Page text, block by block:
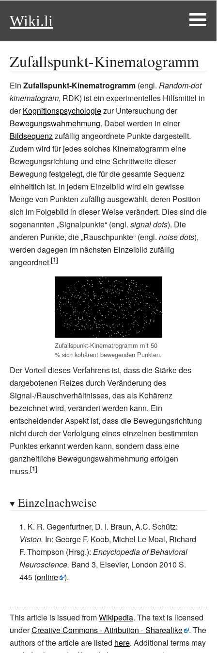
Wiki.li
Zufallspunkt-Kinematogramm
Ein Zufallspunkt-Kinematrogramm (engl. Random-dot
kinematogram, RDK) ist ein experimentelles Hilfsmittel in
derKognitionspsychologiezur Untersuchung der
Bewegungswahrnehmung. Dabei werden in einer
Bildsequenzzufällig angeordnete Punkte dargestellt.
Zudem wird für jedes solches Kinematogramm eine
Bewegungsrichtung und eine Schrittweite dieser
Bewegung festgelegt, die für die gesamte Sequenz
einheitlich ist. In jedem Einzelbild wird ein gewisse
Menge von Punkten zufällig ausgewählt, deren Position
sich im Folgebild in dieser Weise verändert. Dies sind die
sogenannten „Signalpunkte“ (engl. signal dots). Die
anderen Punkte, die „Rauschpunkte“ (engl. noise dots),
werden dagegen im nächsten Einzelbild zufällig
angeordnet.
Zufallspunkt-Kinematrogramm mit 50
% sich kohärent bewegenden Punkten.
Der Vorteil dieses Verfahrens ist, dass die Stärke des
dargebotenen Reizes durch Veränderung des
Signal-/Rauschverhältnisses, das als Kohärenz
bezeichnet wird, verändert werden kann. Ein
entscheidender Aspekt ist, dass die Bewegungsrichtung
nicht durch der Verfolgung eines einzelnen bestimmten
Punktes erkannt werden kann, sondern dass eine
ganzheitliche Bewegungswahrnehmung erfolgen
muss.
Einzelnachweise
K. R. Gegenfurtner, D. I. Braun, A.C. Schütz:
Vision. In: George F. Koob, Michel Le Moal, Richard
F. Thompson (Hrsg.): Encyclopedia of Behavioral
Neuroscience. Band 3, Elsevier, London 2010 S.
445 (online ).
This article is issued fromWikipedia. The text is licensed
underCreative Commons - Attribution - Sharealike
. The
authors of the article are listed here. Additional terms may